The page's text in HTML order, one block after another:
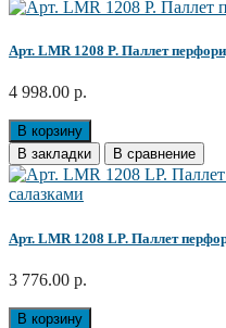
Арт. LMR 1208 P. Паллет
4 998.00 р.
В корзину
В закладки
В сравнение
Арт. LMR 1208 LP. Паллет
3 776.00 р.
В корзину